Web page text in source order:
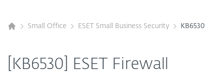
Small Office ESET Small Business Security KB6530
[KB6530] ESET Firewall